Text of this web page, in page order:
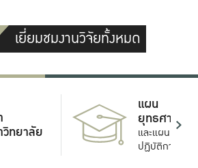
เยี่ยมชมงานวิจัยทั้งหมด
ทยาลัย
แผน
ยุทธศาสตร์
และแผน
ปฏิบัติการ